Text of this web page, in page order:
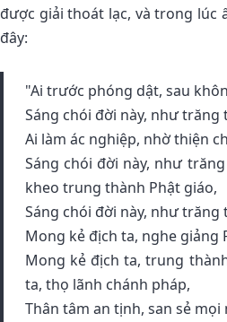
được giải thoát lạc, và trong lúc
đây:
"Ai trước phóng dật, sau
Sáng chói đời này, như trăng
Ai làm ác nghiệp, nhờ thiện
Sáng chói đời này, như
kheo trung thành Phật giáo,
Sáng chói đời này, như trăng
Mong kẻ địch ta, nghe giảng
Mong kẻ địch ta, trung
ta, thọ lãnh chánh pháp,
Thân tâm an tịnh, san sẻ mọi